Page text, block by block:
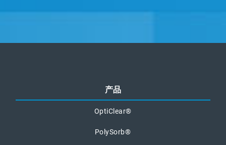
产品
OptiClear®
PolySorb®